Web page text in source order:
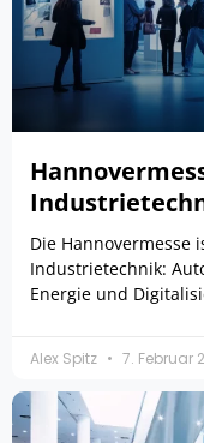
Die
Industrietechnik:
Energie und
Alex Spitz 7. Februar